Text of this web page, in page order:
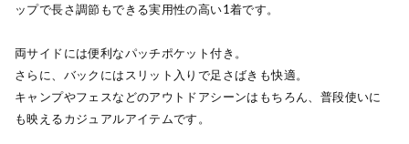
ップで長さ調節もできる実用性の高い1着です。
両サイドには便利なパッチポケット付き。
さらに、バックにはスリット入りで足さばきも快適。
キャンプやフェスなどのアウトドアシーンはもちろん、普段使いに
も映えるカジュアルアイテムです。